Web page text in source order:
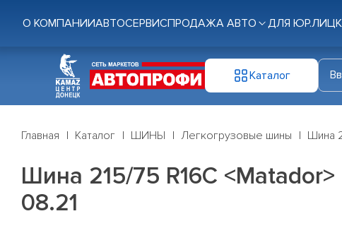
О КОМПАНИИАВТОСЕРВИСПРОДАЖА АВТО ДЛЯ ЮР.ЛИЦ
Каталог
Главная Каталог ШИНЫ Легкогрузовые шины Шина
Шина 215/75 R16C
08.21